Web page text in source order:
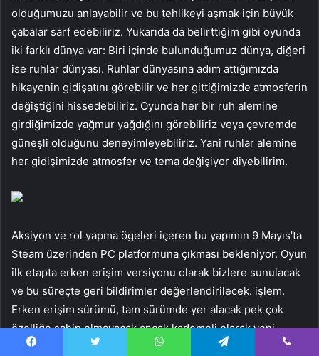
olduğumuzu anlayabilir ve bu tehlikeyi aşmak için büyük
çabalar sarf edebiliriz. Yukarıda da belirttiğim gibi oyunda
iki farklı dünya var: Biri içinde bulunduğumuz dünya, diğeri
ise ruhlar dünyası. Ruhlar dünyasına adım attığımızda
hikayenin gidişatını görebilir ve her gittiğimizde atmosferin
değiştiğini hissedebiliriz. Oyunda her bir ruh alemine
girdiğimizde yağmur yağdığını görebiliriz veya çevremde
güneşli olduğunu deneyimleyebiliriz. Yani ruhlar alemine
her gidişimizde atmosfer ve tema değişiyor diyebilirim.
Aksiyon ve rol yapma ögeleri içeren bu yapımın 9 Mayıs’ta
Steam üzerinden PC platformuna çıkması bekleniyor. Oyun
ilk etapta erken erişim versiyonu olarak bizlere sunulacak
ve bu süreçte geri bildirimler değerlendirilecek. işlem.
Erken erişim sürümü, tam sürümde yer alacak pek çok
özelliğe sahip olmayacak ancak kademeli olarak yeni
güncellemelerle erken erişim sürümü geliştirilecektir. Bu